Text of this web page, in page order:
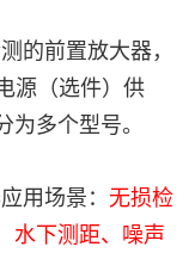
的前置放大器，
源（选件）供
多个型号。
用场景： 无损检
水下测距、噪声